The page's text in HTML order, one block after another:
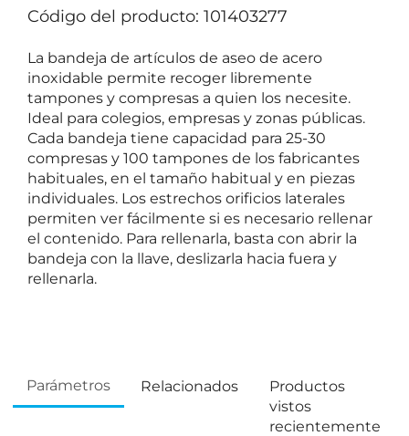
Código del producto: 101403277
La bandeja de artículos de aseo de acero
inoxidable permite recoger libremente
tampones y compresas a quien los necesite.
Ideal para colegios, empresas y zonas públicas.
Cada bandeja tiene capacidad para 25-30
compresas y 100 tampones de los fabricantes
habituales, en el tamaño habitual y en piezas
individuales. Los estrechos orificios laterales
permiten ver fácilmente si es necesario rellenar
el contenido. Para rellenarla, basta con abrir la
bandeja con la llave, deslizarla hacia fuera y
rellenarla.
Parámetros Relacionados
Productos
vistos
recientemente